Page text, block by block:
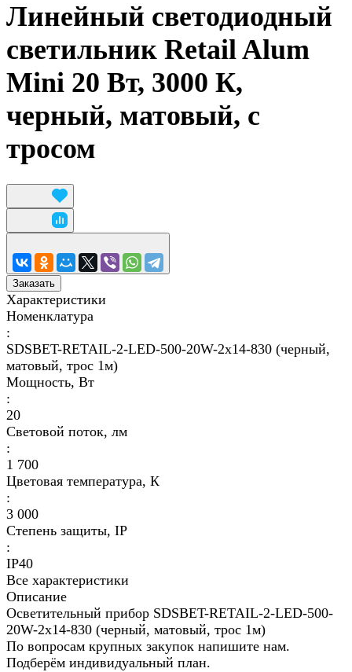
Линейный светодиодный
светильник Retail Alum
Mini 20 Вт, 3000 К,
черный, матовый, с
тросом
Заказать
Характеристики
Номенклатура
:
SDSBET-RETAIL-2-LED-500-20W-2x14-830 (черный,
матовый, трос 1м)
Мощность, Вт
:
20
Световой поток, лм
:
1 700
Цветовая температура, К
:
3 000
Степень защиты, IP
:
IP40
Все характеристики
Описание
Осветительный прибор SDSBET-RETAIL-2-LED-500-
20W-2x14-830 (черный, матовый, трос 1м)
По вопросам крупных закупок напишите нам.
Подберём индивидуальный план.